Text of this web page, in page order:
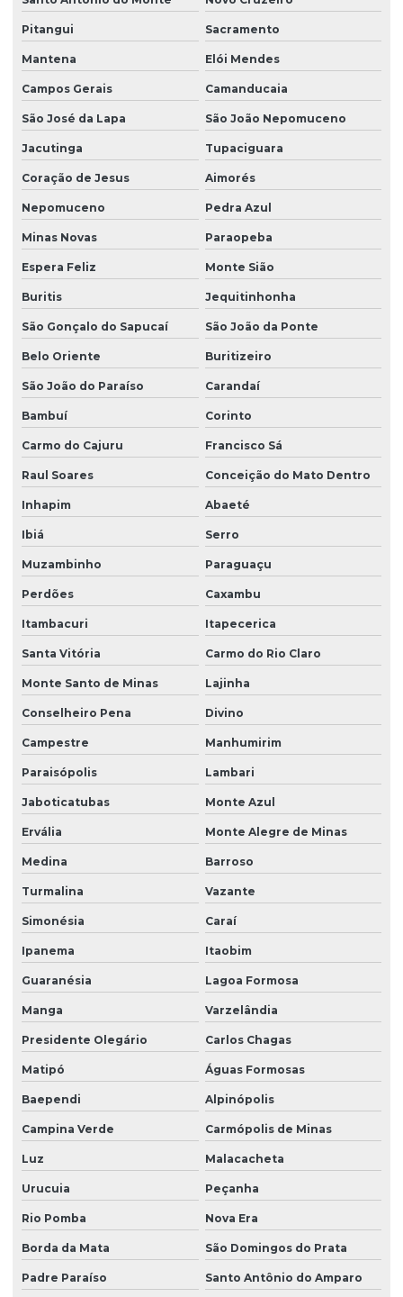
Redutor de velocidade para motor 2 cv
Redutor de velocidade de motor elétrico
Redutor de velocidade pequeno
Redutores industriais
Rotor tipo siroco
Siroco exaustor
Soprador tipo siroco
Turbina tipo siroco
Ventilador centrífugo tipo siroco
Ventilador industrial siroco
Ventilador siroco compacto
Ventilador siroco compacto tipo caracol
Ventilador siroco embutido
Ventilador siroco industrial
Ventilador siroco plus
Ventilador tipo siroco
Pitangui Sacramento
Mantena Elói Mendes
Campos Gerais Camanducaia
São José da Lapa São João Nepomuceno
Jacutinga Tupaciguara
Coração de Jesus Aimorés
Nepomuceno Pedra Azul
Minas Novas Paraopeba
Espera Feliz Monte Sião
Buritis Jequitinhonha
São Gonçalo do Sapucaí São João da Ponte
Belo Oriente Buritizeiro
São João do Paraíso Carandaí
Bambuí Corinto
Carmo do Cajuru Francisco Sá
Raul Soares Conceição do Mato Dentro
Inhapim Abaeté
Ibiá Serro
Muzambinho Paraguaçu
Perdões Caxambu
Itambacuri Itapecerica
Santa Vitória Carmo do Rio Claro
Monte Santo de Minas Lajinha
Conselheiro Pena Divino
Campestre Manhumirim
Paraisópolis Lambari
Jaboticatubas Monte Azul
Ervália Monte Alegre de Minas
Medina Barroso
Turmalina Vazante
Simonésia Caraí
Ipanema Itaobim
Guaranésia Lagoa Formosa
Manga Varzelândia
Presidente Olegário Carlos Chagas
Matipó Águas Formosas
Baependi Alpinópolis
Campina Verde Carmópolis de Minas
Luz Malacacheta
Urucuia Peçanha
Rio Pomba Nova Era
Borda da Mata São Domingos do Prata
Padre Paraíso Santo Antônio do Amparo